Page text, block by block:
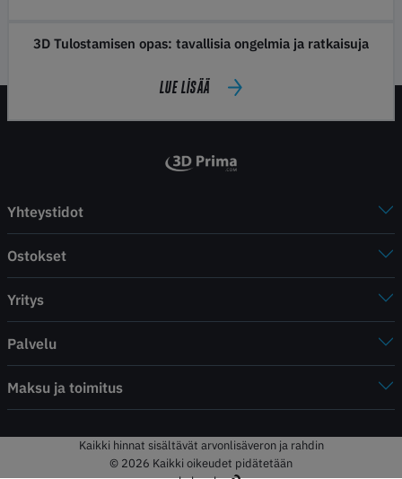
3D Tulostamisen opas: tavallisia ongelmia ja ratkaisuja
LUE LISÄÄ
Yhteystidot
Ostokset
Yritys
Palvelu
Maksu ja toimitus
Kaikki hinnat sisältävät arvonlisäveron ja rahdin
© 2026 Kaikki oikeudet pidätetään